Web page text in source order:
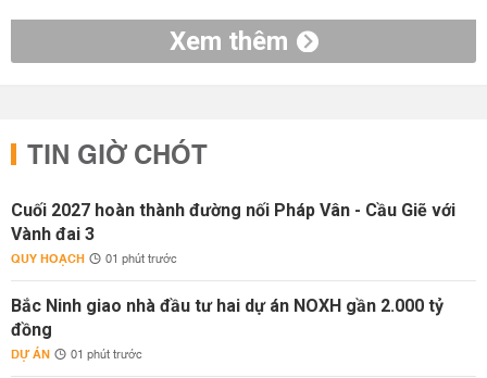
Xem thêm
TIN GIỜ CHÓT
Cuối 2027 hoàn thành đường nối Pháp Vân - Cầu Giẽ với
Vành đai 3
QUY HOẠCH 01 phút trước
Bắc Ninh giao nhà đầu tư hai dự án NOXH gần 2.000 tỷ
đồng
DỰ ÁN 01 phút trước